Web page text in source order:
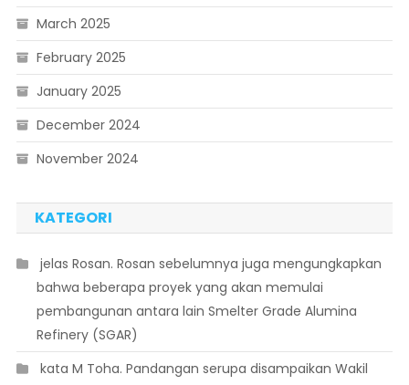
March 2025
February 2025
January 2025
December 2024
November 2024
KATEGORI
 jelas Rosan. Rosan sebelumnya juga mengungkapkan
bahwa beberapa proyek yang akan memulai
pembangunan antara lain Smelter Grade Alumina
Refinery (SGAR)
 kata M Toha. Pandangan serupa disampaikan Wakil